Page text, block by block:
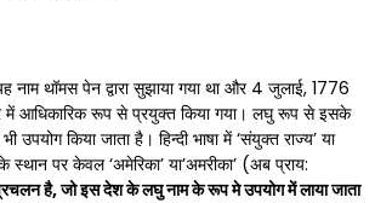
नाम थॉमस पेन द्वारा सुझाया गया था और 4 जुलाई, 1776
में आधिकारिक रूप से प्रयुक्त किया गया। लघु रूप से इसके
उपयोग किया जाता है। हिन्दी भाषा में ‘संयुक्त राज्य’ या
स्थान पर केवल ‘अमेरिका’ या’अमरीका’ (अब प्राय:
है, जो इस देश के लघु नाम के रूप मे उपयोग में लाया जाता